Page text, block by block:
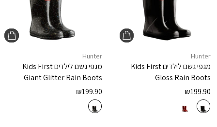
Hunter
מגפי גשם לילדיםKids First
Gloss Rain Boots
₪199.90
Hunter
מגפי גשם לילדיםKids First
Giant Glitter Rain Boots
₪199.90